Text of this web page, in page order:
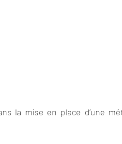
la mise en place d’une